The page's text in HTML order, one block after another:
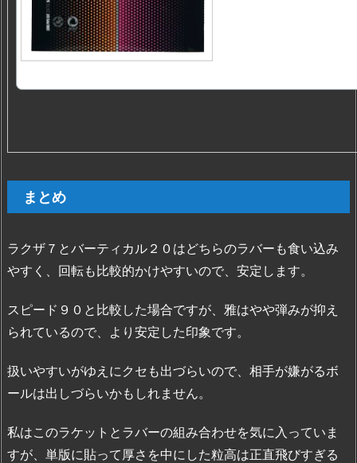
まとめ
ラクザ７とバーティカル２０はどちらのラバーも食い込み
やすく、回転も比較的かけやすいので、安定します。
スピード９０と比較した場合ですが、雅はやや弾みが抑え
られているので、より安定した印象です。
扱いやすいがゆえにクセも出づらいので、相手が嫌がるボ
ールは出しづらいかもしれません。
私はこのラケットとラバーの組み合わせを気に入っていま
すが、単版に貼って厚さを中にした粒高は正直飛びすぎる